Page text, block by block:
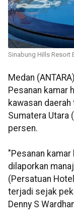
Sinabung Hills Resort
Medan
Pesanan kamar
kawasan
Sumatera Utara
persen.
"Pesanan
dilaporkan
(Persatuan
terjadi sejak
Denny S